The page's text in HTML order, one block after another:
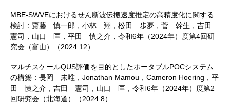
MBE-SWVEにおけるせん断波伝搬速度推定の高精度化に関する
検討：齋藤 慎一郎，小林 翔，松田 歩夢，菅 幹生，吉田
憲司，山口 匡，平田 慎之介，令和6年（2024年）度第4回研
究会（富山）（2024.12）
マルチスケールQUS評価を目的としたポータブルPOCシステム
の構築：長岡 未唯，Jonathan Mamou，Cameron Hoering，平
田 慎之介，吉田 憲司，山口 匡，令和6年（2024年）度第2
回研究会（北海道）（2024.8）